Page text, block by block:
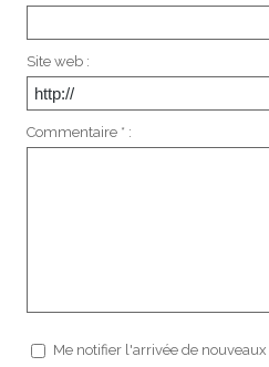
Site web :
Commentaire * :
Me notifier l'arrivée de